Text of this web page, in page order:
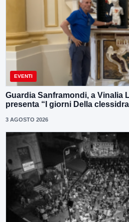
EVENTI
Guardia Sanframondi, a Vinalia
presenta “I giorni Della
3 AGOSTO 2026